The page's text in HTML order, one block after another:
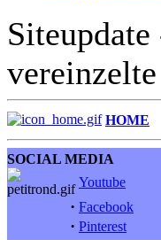
HOME
SOCIAL MEDIA
Youtube
· Facebook
· Pinterest